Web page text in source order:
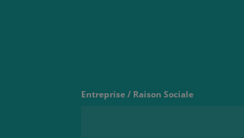
Entreprise / Raison Sociale